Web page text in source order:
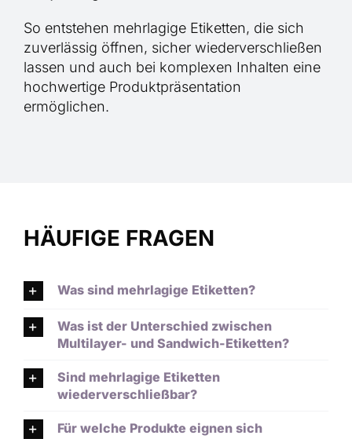
So entstehen mehrlagige Etiketten, die sich
zuverlässig öffnen, sicher wiederverschließen
lassen und auch bei komplexen Inhalten eine
hochwertige Produktpräsentation
ermöglichen.
HÄUFIGE FRAGEN
Was sind mehrlagige Etiketten?
Was ist der Unterschied zwischen
Multilayer- und Sandwich-Etiketten?
Sind mehrlagige Etiketten
wiederverschließbar?
Für welche Produkte eignen sich